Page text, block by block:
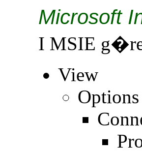
Microsoft
I MSIE
View
Options